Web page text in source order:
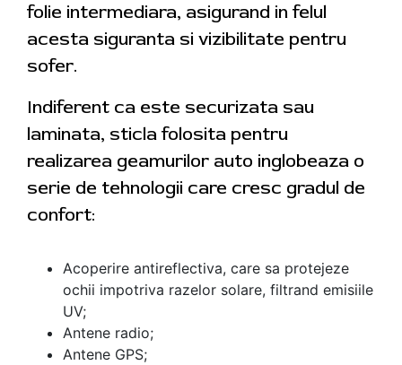
folie intermediara, asigurand in felul
acesta siguranta si vizibilitate pentru
sofer.
Indiferent ca este securizata sau
laminata, sticla folosita pentru
realizarea geamurilor auto inglobeaza o
serie de tehnologii care cresc gradul de
confort:
Acoperire antireflectiva, care sa protejeze
ochii impotriva razelor solare, filtrand emisiile
UV;
Antene radio;
Antene GPS;